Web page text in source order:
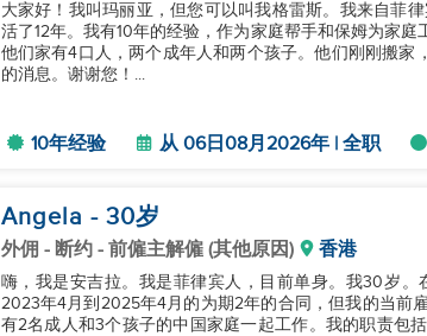
大家好！我叫玛丽亚，但您可以叫我格雷斯。我来自菲
活了12年。我有10年的经验，作为家庭帮手和保姆为家庭工作。 我在上一家雇主那里工作了超
他们家有4口人，两个成年人和两个孩子。他们刚刚搬家
的消息。谢谢您！...
10年经验 从 06日08月2026年 | 全职
Angela - 30岁
外佣 - 断约 - 前僱主解僱 (其他原因) 香港
嗨，我是安吉拉。我是菲律宾人，目前单身。我30岁
2023年4月到2025年4月的为期2年的合同，但我的当前
有2名成人和3个孩子的中国家庭一起工作。我的职责包